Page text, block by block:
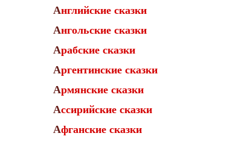
Английские сказки
Ангольские сказки
Арабские сказки
Аргентинские сказки
Армянские сказки
Ассирийские сказки
Афганские сказки